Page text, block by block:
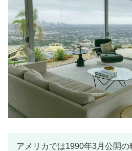
アメリカでは1990年3月公開